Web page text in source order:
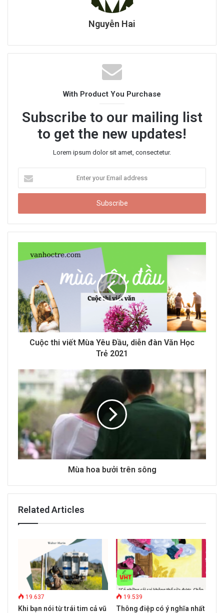
Nguyễn Hai
With Product You Purchase
Subscribe to our mailing list
to get the new updates!
Lorem ipsum dolor sit amet, consectetur.
t
r
y
a
i
l
a
d
s
s
Cuộc thi viết Mùa Yêu Đầu, diễn đàn Văn Học
Trẻ 2021
Mùa hoa bưởi trên sông
Related Articles
19.637
Khi bạn nói từ trái tim cả vũ
19.539
Thông điệp có ý nghĩa nhất